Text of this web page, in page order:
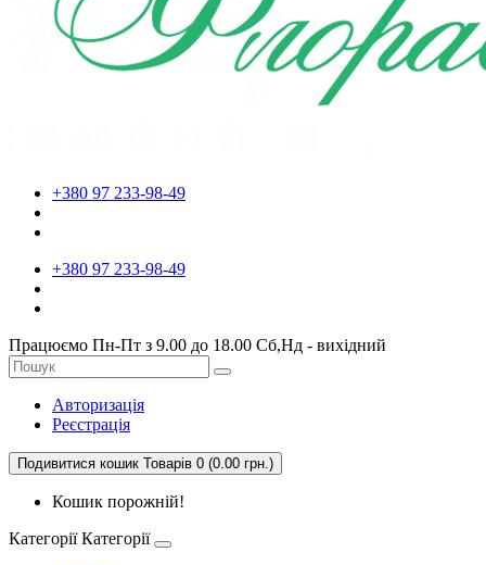
+380 97 233-98-49
+380 97 233-98-49
Працюємо Пн-Пт з 9.00 до 18.00 Сб,Нд - вихідний
Авторизація
Реєстрація
Подивитися кошик Товарів 0 (0.00 грн.)
Кошик порожній!
Категорії Категорії